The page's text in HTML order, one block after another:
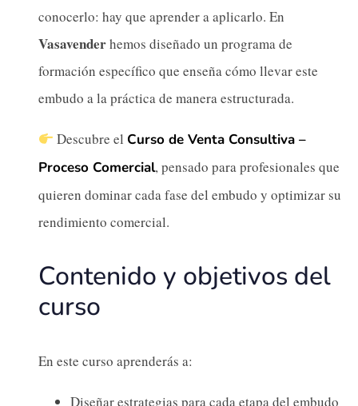
conocerlo: hay que aprender a aplicarlo. En
Vasavenderhemos diseñado un programa de
formación específico que enseña cómo llevar este
embudo a la práctica de manera estructurada.
Descubre el Curso de Venta Consultiva –
Proceso Comercial, pensado para profesionales que
quieren dominar cada fase del embudo y optimizar su
rendimiento comercial.
Contenido y objetivos del
curso
En este curso aprenderás a:
Diseñar estrategias para cada etapa del embudo